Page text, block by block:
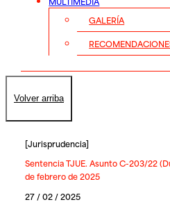
GALERÍA
Volver arriba
[Jurisprudencia]
Sentencia TJUE. Asunto C-203/22
de febrero de 2025
27 / 02 / 2025